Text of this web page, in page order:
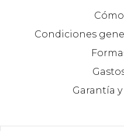
Condiciones
Garantía